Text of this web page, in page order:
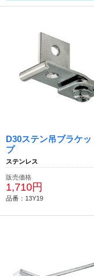
D30ステン吊ブラケッ
プ
ステンレス
販売価格
1,710円
品番：13Y19